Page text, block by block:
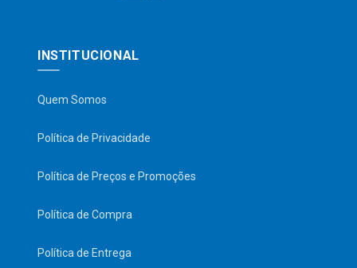
INSTITUCIONAL
Quem Somos
Política de Privacidade
Política de Preços e Promoções
Política de Compra
Política de Entrega